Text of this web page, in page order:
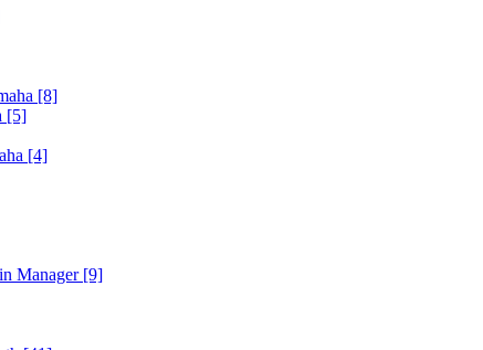
[8]
[5]
[4]
Manager [9]